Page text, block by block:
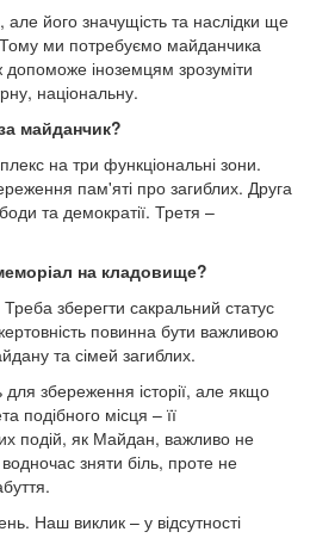
його значущість та наслідки ще
ми потребуємо майданчика
іноземцям зрозуміти
національну.
майданчик?
на три функціональні зони.
пам'яті про загиблих. Друга
та демократії. Третя –
на кладовище?
зберегти сакральний статус
повинна бути важливою
та сімей загиблих.
збереження історії, але якщо
подібного місця – її
подій, як Майдан, важливо не
зняти біль, проте не
Наш виклик – у відсутності